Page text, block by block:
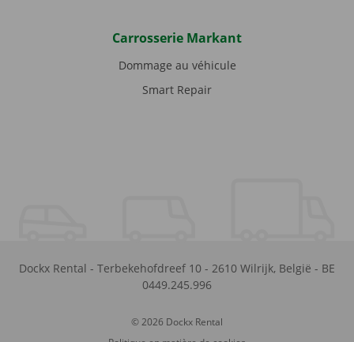
Carrosserie Markant
Dommage au véhicule
Smart Repair
Dockx Rental - Terbekehofdreef 10 - 2610 Wilrijk, België - BE
0449.245.996
© 2026 Dockx Rental